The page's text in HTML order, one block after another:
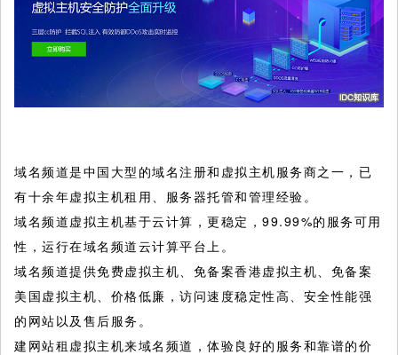
域名频道是中国大型的域名注册和虚拟主机服务商之一，已
有十余年虚拟主机租用、服务器托管和管理经验。
域名频道虚拟主机基于云计算，更稳定，99.99%的服务可用
性，运行在域名频道云计算平台上。
域名频道提供免费虚拟主机、免备案香港虚拟主机、免备案
美国虚拟主机、价格低廉，访问速度稳定性高、安全性能强
的网站以及售后服务。
建网站租虚拟主机来域名频道，体验良好的服务和靠谱的价